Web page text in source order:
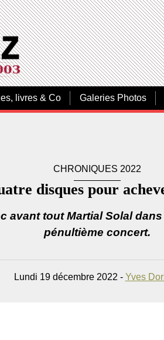
livres & Co Galeries Photos
CHRONIQUES 2022
disques pour
avant tout Martial Solal
pénultième concert.
Lundi 19 décembre 2022 - Yves